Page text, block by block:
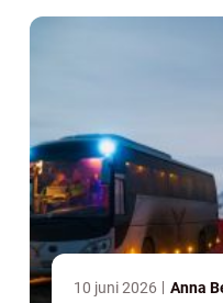
10 juni 2026 Anna